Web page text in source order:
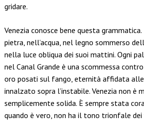
gridare.
Venezia conosce bene questa
pietra, nell’acqua, nel legno sommerso
nella luce obliqua dei suoi mattini. Ogni
nel Canal Grande è una scommessa
oro posati sul fango, eternità affidata alle
innalzato sopra l’instabile. Venezia non è
semplicemente solida. È sempre stata
quando è vero, non ha il tono trionfale